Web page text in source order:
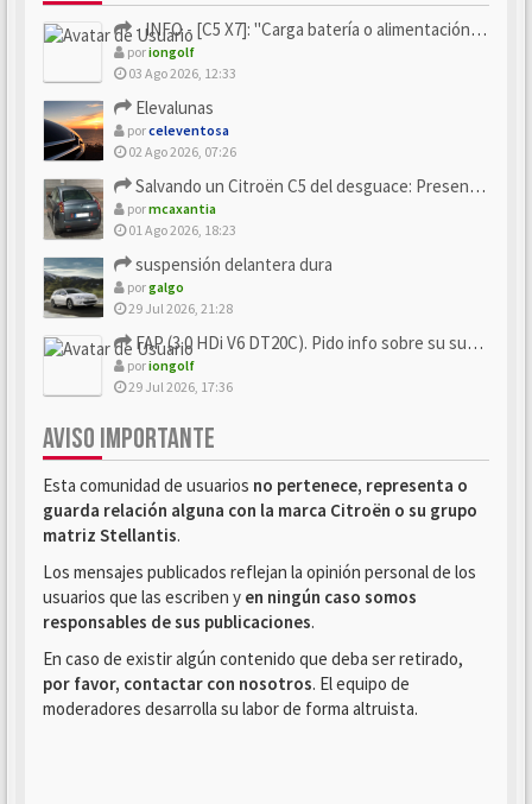
- INFO - [C5 X7]: "Carga batería o alimentación eléctri...
poriongolf
03 Ago 2026, 12:33
Elevalunas
porceleventosa
02 Ago 2026, 07:26
Salvando un Citroën C5 del desguace: Presentación y seguimiento
pormcaxantia
01 Ago 2026, 18:23
suspensión delantera dura
porgalgo
29 Jul 2026, 21:28
FAP (3.0 HDi V6 DT20C). Pido info sobre su sustitución
poriongolf
29 Jul 2026, 17:36
AVISO IMPORTANTE
Esta comunidad de usuarios no pertenece, representa o
guarda relación alguna con la marca Citroën o su grupo
matriz Stellantis.
Los mensajes publicados reflejan la opinión personal de los
usuarios que las escriben y en ningún caso somos
responsables de sus publicaciones.
En caso de existir algún contenido que deba ser retirado,
por favor, contactar con nosotros. El equipo de
moderadores desarrolla su labor de forma altruista.